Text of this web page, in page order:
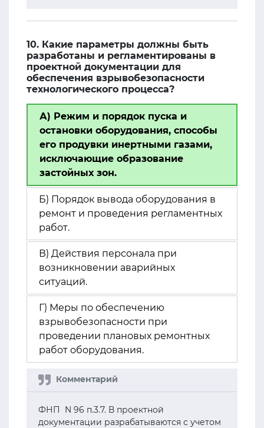
10. Какие параметры должны быть
разработаны и регламентированы в
проектной документации для
обеспечения взрывобезопасности
технологического процесса?
А) Режим и порядок пуска и
остановки оборудования, способы
его продувки инертными газами,
исключающие образование
застойных зон.
Б) Порядок вывода оборудования в
ремонт и проведения регламентных
работ.
В) Действия персонала при
возникновении аварийных
ситуаций.
Г) Меры по обеспечению
взрывобезопасности при
проведении плановых ремонтных
работ оборудования.
ФНП N 96 п.3.7. В проектной
документации разрабатываются с учетом